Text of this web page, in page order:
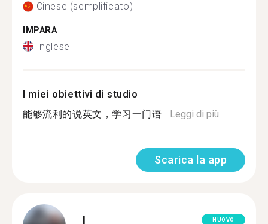
Cinese (semplificato)
IMPARA
Inglese
I miei obiettivi di studio
能够流利的说英文，学习一门语... Leggi di più
Scarica la app
NUOVO